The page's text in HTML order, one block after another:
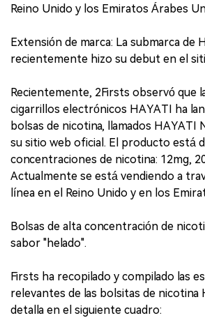
Reino Unido y los Emiratos Árabes
Extensión de marca: La submarca de
recientemente hizo su debut en el
Recientemente, 2Firsts observó que
cigarrillos electrónicos HAYATI ha
bolsas de nicotina, llamados HAYATI
su sitio web oficial. El producto está
concentraciones de nicotina: 12mg,
Actualmente se está vendiendo a
línea en el Reino Unido y en los
Bolsas de alta concentración de
sabor "helado".
Firsts ha recopilado y compilado las
relevantes de las bolsitas de nicotina
detalla en el siguiente cuadro: